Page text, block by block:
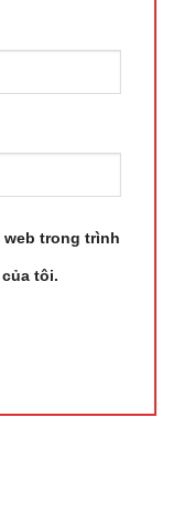
web trong trình
tôi.